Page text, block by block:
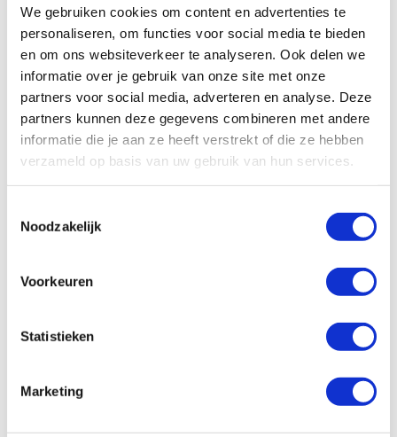
We gebruiken cookies om content en advertenties te
personaliseren, om functies voor social media te bieden
en om ons websiteverkeer te analyseren. Ook delen we
informatie over je gebruik van onze site met onze
partners voor social media, adverteren en analyse. Deze
partners kunnen deze gegevens combineren met andere
informatie die je aan ze heeft verstrekt of die ze hebben
verzameld op basis van uw gebruik van hun services.
Noodzakelijk
Voorkeuren
Statistieken
Marketing
Zoek Zoek
Categorieën
Nieuws en Trends
Regelgeving
Trends en Innovatie
Video's